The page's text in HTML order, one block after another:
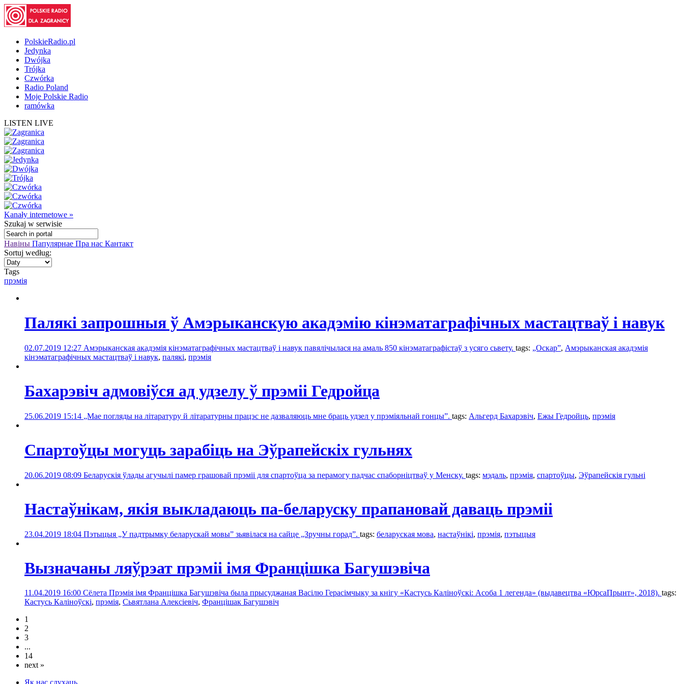
PolskieRadio.pl
Jedynka
Dwójka
Trójka
Czwórka
Radio Poland
Moje Polskie Radio
ramówka
LISTEN LIVE
Kanały internetowe »
Szukaj w serwisie
Навіны Папулярнае Пра нас Кантакт
Sortuj według:
Tags
прэмія
Палякі запрошныя ў Амэрыканскую акадэмію кінэматаграфічных мастацтваў і навук
02.07.2019 12:27 Амэрыканская акадэмія кінэматаграфічных мастацтваў і навук павялічылася на амаль 850 кінэматаграфістаў з усяго сьвету. tags: „Оскар”, Амэрыканская акадэмія
кінэматаграфічных мастацтваў і навук, палякі, прэмія
Бахарэвіч адмовіўся ад удзелу ў прэміі Гедройца
25.06.2019 15:14 „Мае погляды на літаратуру й літаратурны працэс не дазваляюць мне браць удзел у прэміяльнай гонцы”. tags: Альгерд Бахарэвіч, Ежы Гедройць, прэмія
Спартоўцы могуць зарабіць на Эўрапейскіх гульнях
20.06.2019 08:09 Беларускія ўлады агучылі памер грашовай прэміі для спартоўца за перамогу падчас спаборніцтваў у Менску. tags: мэдаль, прэмія, спартоўцы, Эўрапейскія гульні
Настаўнікам, якія выкладаюць па-беларуску прапановай даваць прэміі
23.04.2019 18:04 Пэтыцыя „У падтрымку беларускай мовы” зьявілася на сайце „Зручны горад”. tags: беларуская мова, настаўнікі, прэмія, пэтыцыя
Вызначаны ляўрэат прэміі імя Францішка Багушэвіча
11.04.2019 16:00 Сёлета Прэмія імя Францішка Багушэвіча была прысуджаная Васілю Герасімчыку за кнігу «Кастусь Каліноўскі: Асоба 1 легенда» (выдавецтва «ЮрсаПрынт», 2018). tags:
Кастусь Каліноўскі, прэмія, Сьвятлана Алексіевіч, Францішак Багушэвіч
1
2
3
...
14
next »